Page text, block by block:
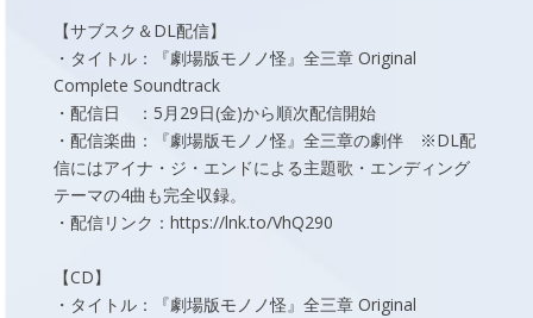
【サブスク＆DL配信】
・タイトル：『劇場版モノノ怪』全三章 Original
Complete Soundtrack
・配信日 ：5月29日(金)から順次配信開始
・配信楽曲：『劇場版モノノ怪』全三章の劇伴 ※DL配
信にはアイナ・ジ・エンドによる主題歌・エンディング
テーマの4曲も完全収録。
・配信リンク：https://lnk.to/VhQ290
【CD】
・タイトル：『劇場版モノノ怪』全三章 Original